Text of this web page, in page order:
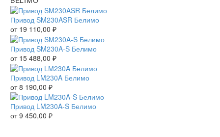
Привод SM230ASR Белимо
от 19 110,00 ₽
Привод SM230A-S Белимо
от 15 488,00 ₽
Привод LM230A Белимо
от8 190,00 ₽
Привод LM230A-S Белимо
от9 450,00 ₽